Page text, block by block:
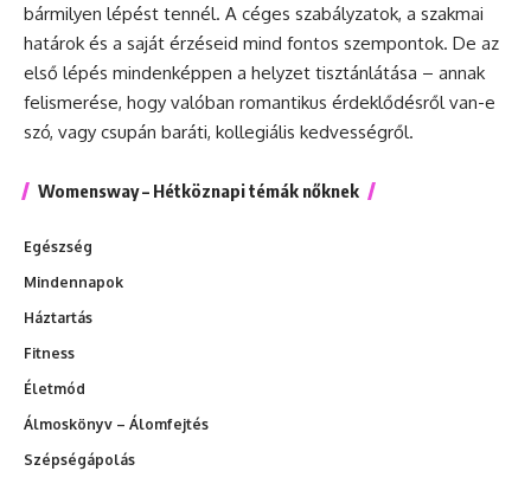
bármilyen lépést tennél. A céges szabályzatok, a szakmai
határok és a saját érzéseid mind fontos szempontok. De az
első lépés mindenképpen a helyzet tisztánlátása – annak
felismerése, hogy valóban romantikus érdeklődésről van-e
szó, vagy csupán baráti, kollegiális kedvességről.
Womensway – Hétköznapi témák nőknek
Egészség
Mindennapok
Háztartás
Fitness
Életmód
Álmoskönyv – Álomfejtés
Szépségápolás